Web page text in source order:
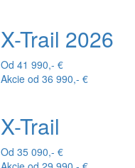
X-Trail 2026
Od 41 990,- €
Akcie od 36 990,- €
X-Trail
Od 35 090,- €